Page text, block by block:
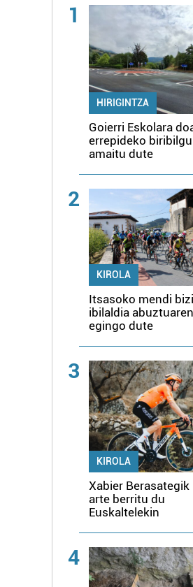
1
HIRIGINTZA
Goierri Eskolara
errepideko
amaitu dute
2
KIROLA
Itsasoko mendi
ibilaldia
egingo dute
3
KIROLA
Xabier
arte berritu du
Euskaltelekin
4